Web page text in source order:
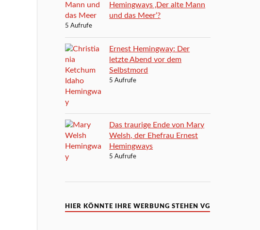
Hemingways ‚Der alte Mann
und das Meer‘?
5 Aufrufe
Ernest Hemingway: Der
letzte Abend vor dem
Selbstmord
5 Aufrufe
Das traurige Ende von Mary
Welsh, der Ehefrau Ernest
Hemingways
5 Aufrufe
HIER KÖNNTE IHRE WERBUNG STEHEN VG